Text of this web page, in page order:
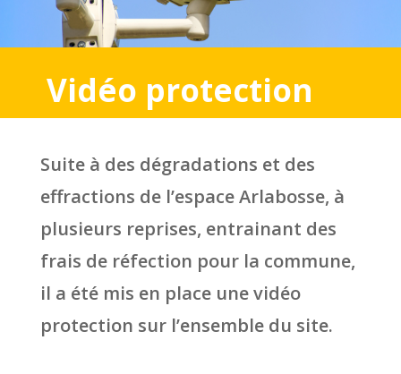
Vidéo protection
Suite à des dégradations et des
effractions de l’espace Arlabosse, à
plusieurs reprises, entrainant des
frais de réfection pour la commune,
il a été mis en place une vidéo
protection sur l’ensemble du site.